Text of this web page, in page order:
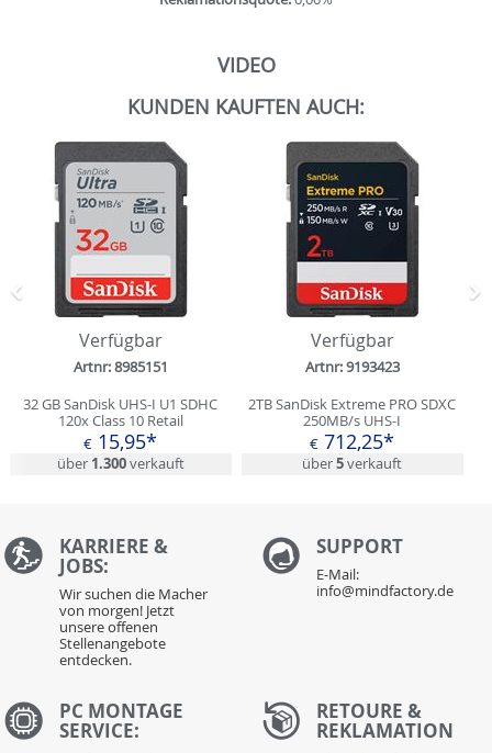
VIDEO
KUNDEN KAUFTEN AUCH:
Verfügbar
Artnr: 8985151
32 GB SanDisk UHS-I U1 SDHC
120x Class 10 Retail
€ 15,95*
über 1.300verkauft
Verfügbar
Artnr: 9193423
2TB SanDisk Extreme PRO SDXC
250MB/s UHS-I
€ 712,25*
über5verkauft
Zurück
KARRIERE &
JOBS:
Wir suchen die Macher
von morgen! Jetzt
unsere offenen
Stellenangebote
entdecken.
SUPPORT
E-Mail:
info@mindfactory.de
PC MONTAGE
SERVICE:
RETOURE &
REKLAMATION